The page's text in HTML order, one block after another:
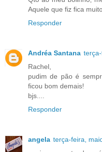
Aquele que fiz fica
Responder
Andréa Santana
Rachel,
pudim de pão é
ficou bom demais!
bjs....
Responder
angela terça-feira,